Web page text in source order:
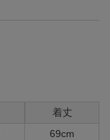
着丈
69cm